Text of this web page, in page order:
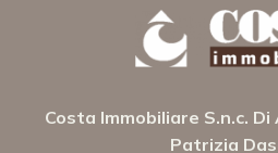
Costa Immobiliare S.n.c.
Patrizia